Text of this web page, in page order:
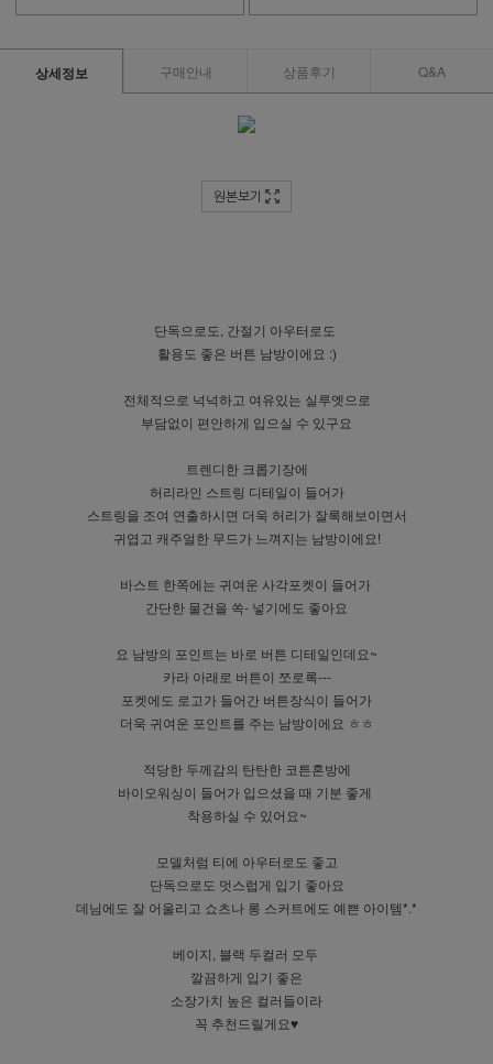
상세정보 구매안내 상품후기 Q&A
원본보기
단독으로도, 간절기 아우터로도
활용도 좋은 버튼 남방이에요 :)
전체적으로 넉넉하고 여유있는 실루엣으로
부담없이 편안하게 입으실 수 있구요
트렌디한 크롭기장에
허리라인 스트링 디테일이 들어가
스트링을 조여 연출하시면 더욱 허리가 잘록해보이면서
귀엽고 캐주얼한 무드가 느껴지는 남방이에요!
바스트 한쪽에는 귀여운 사각포켓이 들어가
간단한 물건을 쏙- 넣기에도 좋아요
요 남방의 포인트는 바로 버튼 디테일인데요~
카라 아래로 버튼이 쪼로록---
포켓에도 로고가 들어간 버튼장식이 들어가
더욱 귀여운 포인트를 주는 남방이에요 ㅎㅎ
적당한 두께감의 탄탄한 코튼혼방에
바이오워싱이 들어가 입으셨을 때 기분 좋게
착용하실 수 있어요~
모델처럼 티에 아우터로도 좋고
단독으로도 멋스럽게 입기 좋아요
데님에도 잘 어울리고 쇼츠나 롱 스커트에도 예쁜 아이템*.*
베이지, 블랙 두컬러 모두
깔끔하게 입기 좋은
소장가치 높은 컬러들이라
꼭 추천드릴게요♥